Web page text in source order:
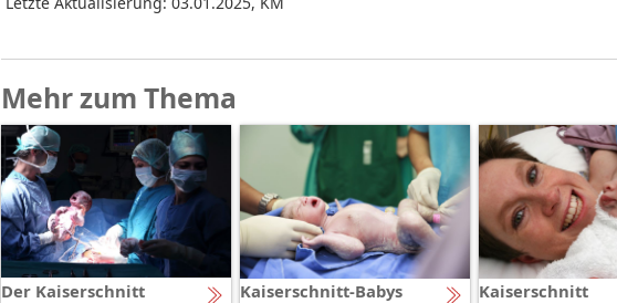
Mehr zum Thema
Der Kaiserschnitt Kaiserschnitt-Babys Kaiserschnitt